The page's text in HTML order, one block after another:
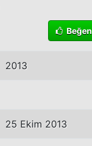
Beğen
2013
25 Ekim 2013